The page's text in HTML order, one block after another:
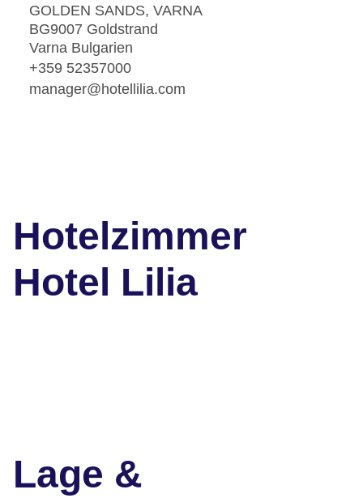
GOLDEN SANDS, VARNA
BG9007 Goldstrand
Varna Bulgarien
+359 52357000
manager@hotellilia.com
Hotelzimmer
Hotel Lilia
Lage &